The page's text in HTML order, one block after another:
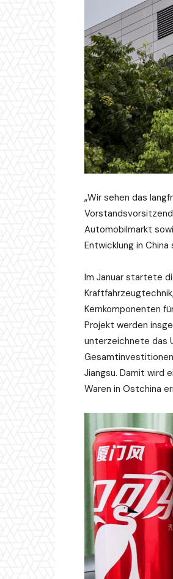
„Wir sehen das
Automobilmarkt
Entwicklung in
Im Januar startete
Kernkomponenten
Projekt werden
unterzeichnete das
Gesamtinvestitionen
Jiangsu. Damit wird
Waren in Ostchina